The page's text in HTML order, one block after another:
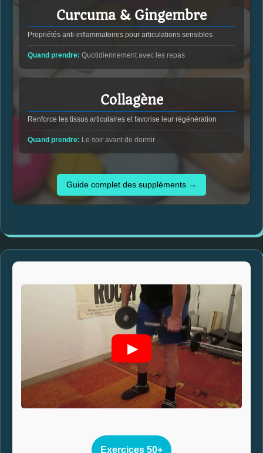
Curcuma & Gingembre
Propriétés anti-inflammatoires pour articulations sensibles
Quand prendre: Quotidiennement avec les repas
Collagène
Renforce les tissus articulaires et favorise leur régénération
Quand prendre: Le soir avant de dormir
Guide complet des suppléments →
▶
Exercices 50+